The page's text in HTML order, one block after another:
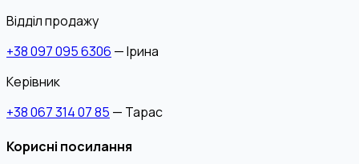
Відділ продажу
+38 097 095 6306 — Ірина
Керівник
+38 067 314 07 85 — Тарас
Корисні посилання